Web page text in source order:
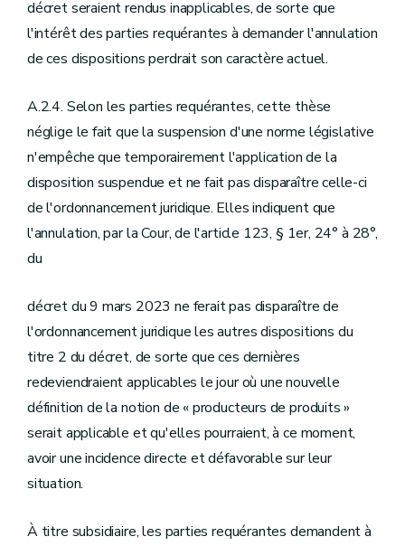
décret seraient rendus inapplicables, de sorte que
l'intérêt des parties requérantes à demander l'annulation
de ces dispositions perdrait son caractère actuel.
A.2.4. Selon les parties requérantes, cette thèse
néglige le fait que la suspension d'une norme législative
n'empêche que temporairement l'application de la
disposition suspendue et ne fait pas disparaître celle-ci
de l'ordonnancement juridique. Elles indiquent que
l'annulation, par la Cour, de l'article 123, § 1er, 24° à 28°,
du
décret du 9 mars 2023 ne ferait pas disparaître de
l'ordonnancement juridique les autres dispositions du
titre 2 du décret, de sorte que ces dernières
redeviendraient applicables le jour où une nouvelle
définition de la notion de « producteurs de produits »
serait applicable et qu'elles pourraient, à ce moment,
avoir une incidence directe et défavorable sur leur
situation.
À titre subsidiaire, les parties requérantes demandent à